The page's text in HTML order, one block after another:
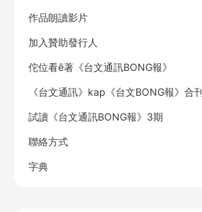
作品朗讀影片
加入贊助發行人
佗位看ē著《台文通訊BONG報》
《台文通訊》kap《台文BONG報》合刊
試讀《台文通訊BONG報》3期
聯絡方式
字典